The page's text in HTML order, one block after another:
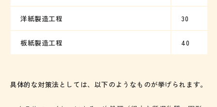
洋紙製造工程 30
板紙製造工程 40
具体的な対策法としては、以下のようなものが挙げられます。